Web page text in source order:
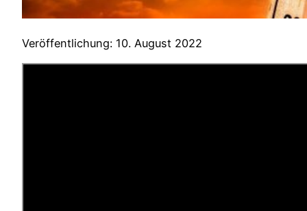
Veröffentlichung: 10. August 2022